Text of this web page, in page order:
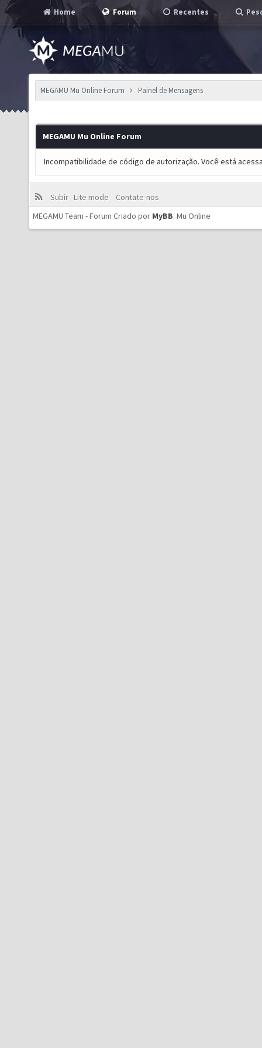
Home Forum Recentes
MEGAMU Mu Online Forum Painel de Mensagens
MEGAMU Mu Online Forum
Incompatibilidade de código de autorização. Você está
Subir Lite mode
Contate-nos
MEGAMU Team - Forum Criado por MyBB. Mu Online